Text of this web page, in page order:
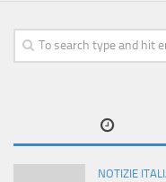
NOTIZIE